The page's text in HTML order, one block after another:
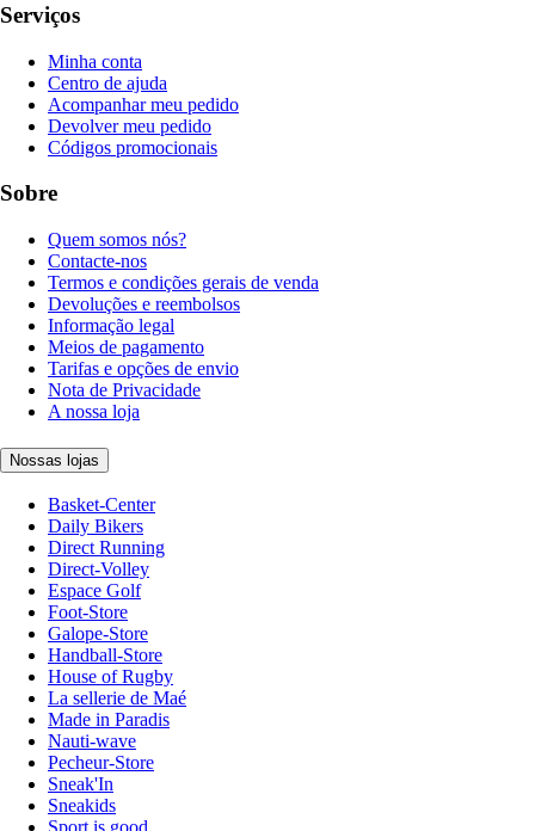
Serviços
Minha conta
Centro de ajuda
Acompanhar meu pedido
Devolver meu pedido
Códigos promocionais
Sobre
Quem somos nós?
Contacte-nos
Termos e condições gerais de venda
Devoluções e reembolsos
Informação legal
Meios de pagamento
Tarifas e opções de envio
Nota de Privacidade
A nossa loja
Nossas lojas
Basket-Center
Daily Bikers
Direct Running
Direct-Volley
Espace Golf
Foot-Store
Galope-Store
Handball-Store
House of Rugby
La sellerie de Maé
Made in Paradis
Nauti-wave
Pecheur-Store
Sneak'In
Sneakids